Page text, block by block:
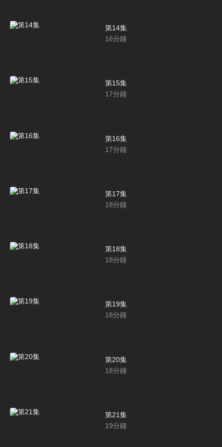
第14集
16分鐘
第15集
17分鐘
第16集
17分鐘
第17集
18分鐘
第18集
18分鐘
第19集
18分鐘
第20集
18分鐘
第21集
19分鐘